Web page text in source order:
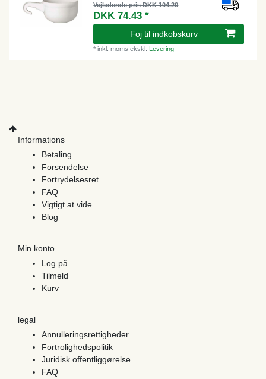
Vejledende pris DKK 104.20
DKK 74.43 *
Foj til indkobskurv
*inkl. moms ekskl.Levering
Informations
Betaling
Forsendelse
Fortrydelsesret
FAQ
Vigtigt at vide
Blog
Min konto
Log på
Tilmeld
Kurv
legal
Annulleringsrettigheder
Fortrolighedspolitik
Juridisk offentliggørelse
FAQ